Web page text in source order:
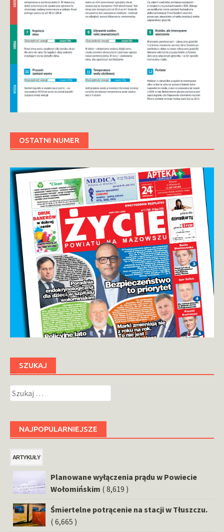
OSTATNI NUMER
SZUKAJ
Szukaj:
NAJPOPULARNIEJSZE
ARTYKUŁY
Planowane wyłączenia prądu w Powiecie
Wołomińskim ( 8,619 )
Śmiertelne potrącenie na stacji w Tłuszczu.
( 6,665 )